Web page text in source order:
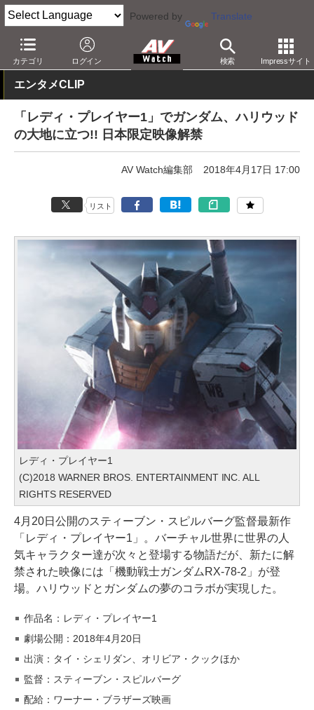
Powered by Translate
カテゴリ ログイン 検索 Impressサイト
AV Watch コンテンツ・サービス 映画 映画作品
エンタメCLIP
「レディ・プレイヤー1」でガンダム、ハリウッド
の大地に立つ!! 日本限定映像解禁
AV Watch編集部 2018年4月17日 17:00
リスト
レディ・プレイヤー1
(C)2018 WARNER BROS. ENTERTAINMENT INC. ALL
RIGHTS RESERVED
4月20日公開のスティーブン・スピルバーグ監督最新作
「レディ・プレイヤー1」。バーチャル世界に世界の人
気キャラクター達が次々と登場する物語だが、新たに解
禁された映像には「機動戦士ガンダムRX-78-2」が登
場。ハリウッドとガンダムの夢のコラボが実現した。
作品名：レディ・プレイヤー1
劇場公開：2018年4月20日
出演：タイ・シェリダン、オリビア・クックほか
監督：スティーブン・スピルバーグ
配給：ワーナー・ブラザーズ映画